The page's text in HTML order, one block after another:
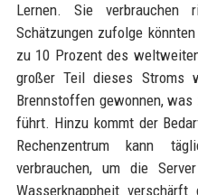
Lernen. Sie
Schätzungen zufolge
zu 10 Prozent des
großer Teil dieses Stroms
Brennstoffen gewonnen,
führt. Hinzu kommt der
Rechenzentrum kann
verbrauchen, um die
Wasserknappheit